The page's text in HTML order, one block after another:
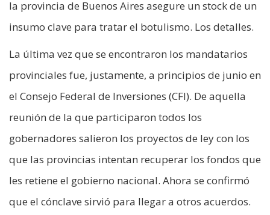
la provincia de Buenos Aires asegure un stock de un
insumo clave para tratar el botulismo. Los detalles.
La última vez que se encontraron los mandatarios
provinciales fue, justamente, a principios de junio en
el Consejo Federal de Inversiones (CFI). De aquella
reunión de la que participaron todos los
gobernadores salieron los proyectos de ley con los
que las provincias intentan recuperar los fondos que
les retiene el gobierno nacional. Ahora se confirmó
que el cónclave sirvió para llegar a otros acuerdos.